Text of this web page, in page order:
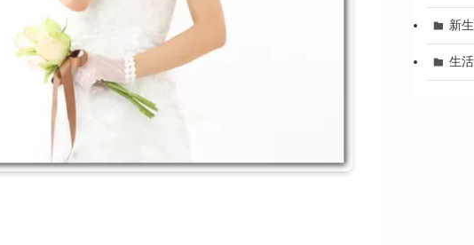
新
生